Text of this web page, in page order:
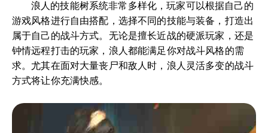
浪人的技能树系统非常多样化，玩家可以根据自己的
游戏风格进行自由搭配，选择不同的技能与装备，打造出
属于自己的战斗方式。无论是擅长近战的硬派玩家，还是
钟情远程打击的玩家，浪人都能满足你对战斗风格的需
求。尤其在面对大量丧尸和敌人时，浪人灵活多变的战斗
方式将让你充满快感。